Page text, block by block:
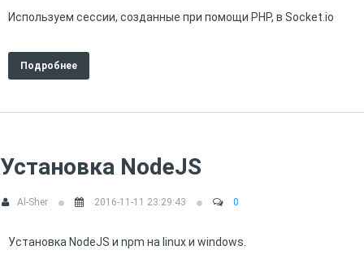
Используем сессии, созданные при помощи PHP, в Socket.io
Подробнее
Установка NodeJS
Al-Sher 2016-11-11 23:29:43 0
Установка NodeJS и npm на linux и windows.